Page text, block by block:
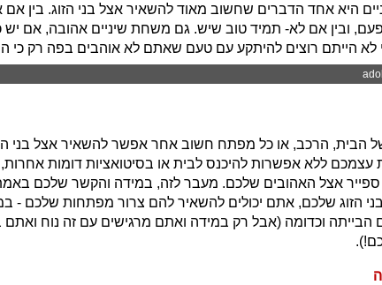
היא אחד הדברים שחשוב מאוד להשאיר אצל בני הזוג. בין אם
ובין אם לא- תמיד טוב שיש. גם משחת שיניים אהובה, אם יש
לא הייתם רוצים להיתקע עם טעם שאתם לא אוהבים בפה רק כי
הבית, הרכב, או כל מפתח חשוב אחר אפשר להשאיר אצל בני
ללא אפשרות להיכנס לבית או בסיטואציות דומות
אצל האהובים שלכם. מעבר לזה, במידה והקשר שלכם באמת
הזוג שלכם, אתם יכולים להשאיר להם צרור מפתחות שלכם -
הבייתה וכדומה (אבל רק במידה ואתם מרגישים עם זה נוח